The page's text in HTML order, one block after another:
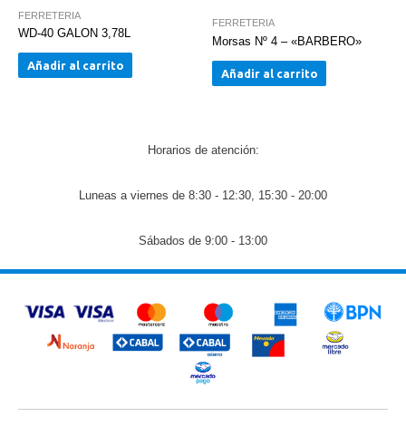
FERRETERIA
WD-40 GALON 3,78L
Añadir al carrito
FERRETERIA
Morsas Nº 4 – «BARBERO»
Añadir al carrito
Horarios de atención:
Luneas a viernes de 8:30 - 12:30, 15:30 - 20:00
Sábados de 9:00 - 13:00